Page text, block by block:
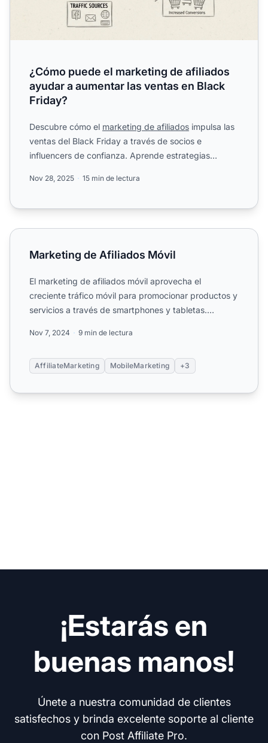
¿Cómo puede el marketing de afiliados
ayudar a aumentar las ventas en Black
Friday?
Descubre cómo el marketing de afiliados impulsa las
ventas del Black Friday a través de socios e
influencers de confianza. Aprende estrategias
Nov 28, 2025 15 min de lectura
Marketing de Afiliados Móvil
Marketing de Afiliados Móvil
El marketing de afiliados móvil aprovecha el
creciente tráfico móvil para promocionar productos y
servicios a través de smartphones y tabletas.
Nov 7, 2024 9 min de lectura
AffiliateMarketing MobileMarketing +3
¡Estarás en
buenas manos!
Únete a nuestra comunidad de clientes
satisfechos y brinda excelente soporte al cliente
con Post Affiliate Pro.